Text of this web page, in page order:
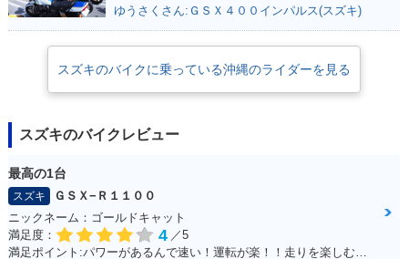
ゆうさくさん:ＧＳＸ４００インパルス(スズキ)
スズキのバイクに乗っている沖縄のライダーを見る
スズキのバイクレビュー
最高の1台
スズキ
ＧＳＸ−Ｒ１１００
ニックネーム：ゴールドキャット
満足度：
4 ／5